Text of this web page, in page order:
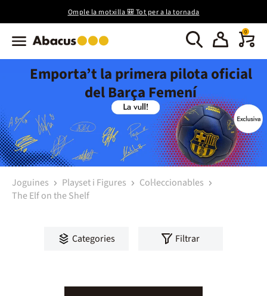
Omple la motxilla 🎒 Tot per a la tornada
0
Emporta’t la primera pilota oficial
del Barça Femení
Joguines Playset i Figures
Col·leccionables
The Elf on the Shelf
Categories Filtrar